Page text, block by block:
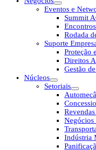
Eventos e
Summit
Rodada
Suporte
Proteção
Direitos
Gestão
Núcleos
Setoriais
Negócios
Indústria